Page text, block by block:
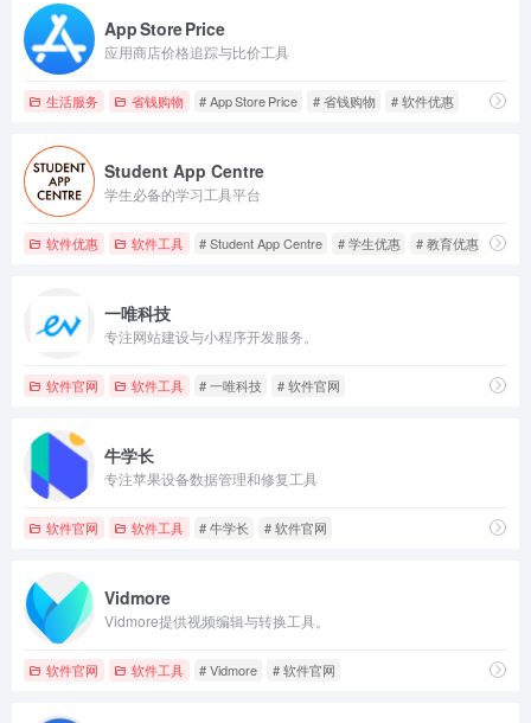
App Store Price
应用商店价格追踪与比价工具
生活服务 省钱购物 # App Store Price # 省钱购物 # 软件优惠
Student App Centre
学生必备的学习工具平台
软件优惠 软件工具 # Student App Centre # 学生优惠 # 教育优惠
一唯科技
专注网站建设与小程序开发服务。
软件官网 软件工具 # 一唯科技 # 软件官网
牛学长
专注苹果设备数据管理和修复工具
软件官网 软件工具 # 牛学长 # 软件官网
Vidmore
Vidmore提供视频编辑与转换工具。
软件官网 软件工具 # Vidmore # 软件官网